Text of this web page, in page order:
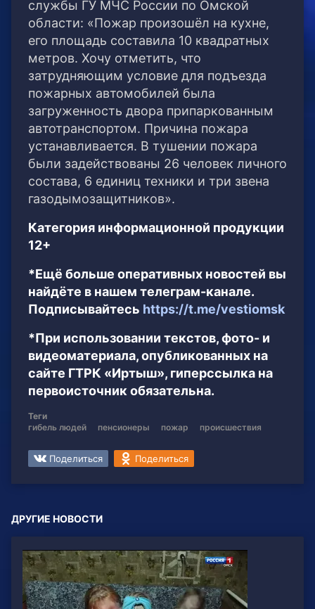
службы ГУ МЧС России по Омской
области: «Пожар произошёл на кухне,
его площадь составила 10 квадратных
метров. Хочу отметить, что
затрудняющим условие для подъезда
пожарных автомобилей была
загруженность двора припаркованным
автотранспортом. Причина пожара
устанавливается. В тушении пожара
были задействованы 26 человек личного
состава, 6 единиц техники и три звена
газодымозащитников».
Категория информационной продукции
12+
*Ещё больше оперативных новостей вы
найдёте в нашем телеграм-канале.
Подписывайтесь https://t.me/vestiomsk
*При использовании текстов, фото- и
видеоматериала, опубликованных на
сайте ГТРК «Иртыш», гиперссылка на
первоисточник обязательна.
Теги
гибель людей
пенсионеры пожар происшествия
Поделиться Поделиться
ДРУГИЕ НОВОСТИ